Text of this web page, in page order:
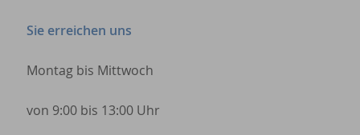
Sie erreichen uns
Montag bis Mittwoch
von 9:00 bis 13:00 Uhr